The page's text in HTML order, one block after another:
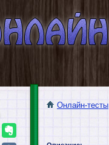
Онлайн-тесты